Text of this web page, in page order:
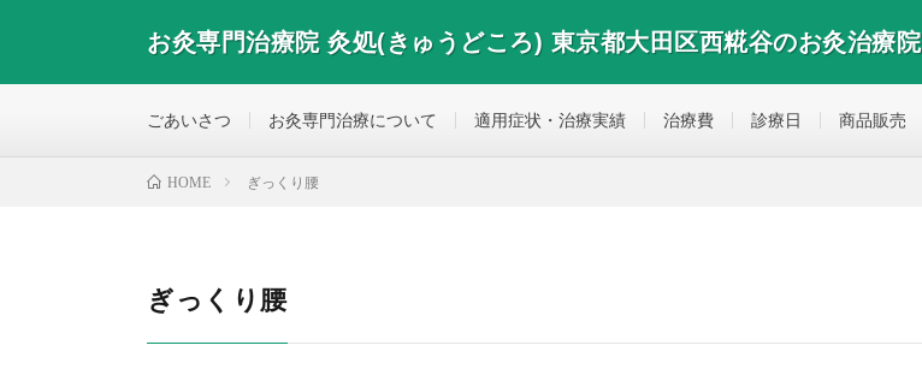
お灸専門治療院 灸処(きゅうどころ) 東京都大田区西糀谷のお灸治療院
ごあいさつ お灸専門治療について 適用症状・治療実績 治療費 診療日 商品販売
HOME ぎっくり腰
ぎっくり腰